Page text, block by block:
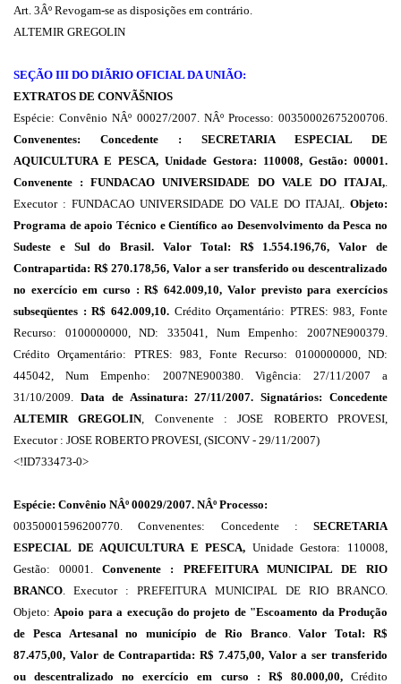
Art. 3Âº Revogam-se as disposições em contrário.
ALTEMIR GREGOLIN
SEÇÃO III DO DIÃRIO OFICIAL DA UNIÃO:
EXTRATOS DE CONVÃŠNIOS
Espécie: Convênio NÂº 00027/2007. NÂº Processo: 00350002675200706.
Convenentes: Concedente : SECRETARIA ESPECIAL DE
AQUICULTURA E PESCA, Unidade Gestora: 110008, Gestão: 00001.
Convenente : FUNDACAO UNIVERSIDADE DO VALE DO ITAJAI,.
Executor : FUNDACAO UNIVERSIDADE DO VALE DO ITAJAI,. Objeto:
Programa de apoio Técnico e Científico ao Desenvolvimento da Pesca no
Sudeste e Sul do Brasil.
Valor Total: R$ 1.554.196,76, Valor de
Contrapartida: R$ 270.178,56, Valor a ser transferido ou descentralizado
no exercício em curso : R$ 642.009,10, Valor previsto para exercícios
subseqüentes : R$ 642.009,10.Crédito Orçamentário: PTRES: 983, Fonte
Recurso: 0100000000, ND: 335041, Num Empenho: 2007NE900379.
Crédito Orçamentário: PTRES: 983, Fonte Recurso: 0100000000, ND:
445042, Num Empenho: 2007NE900380. Vigência: 27/11/2007 a
31/10/2009. Data de Assinatura: 27/11/2007. Signatários: Concedente
ALTEMIR GREGOLIN, Convenente : JOSE ROBERTO PROVESI,
Executor : JOSE ROBERTO PROVESI, (SICONV - 29/11/2007)
<!ID733473-0>
Espécie: Convênio NÂº 00029/2007. NÂº Processo:
00350001596200770. Convenentes: Concedente : SECRETARIA
ESPECIAL DE AQUICULTURA E PESCA, Unidade Gestora: 110008,
Gestão: 00001.Convenente : PREFEITURA MUNICIPAL DE RIO
BRANCO. Executor : PREFEITURA MUNICIPAL DE RIO BRANCO.
Objeto:Apoio para a execução do projeto de "Escoamento da Produção
de Pesca Artesanal no município de Rio Branco.Valor Total: R$
87.475,00, Valor de Contrapartida: R$ 7.475,00, Valor a ser transferido
ou descentralizado no exercício em curso : R$ 80.000,00, Crédito